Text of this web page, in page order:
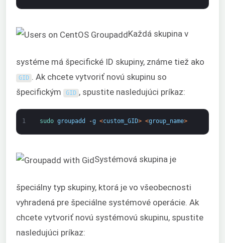
Každá skupina v
systéme má špecifické ID skupiny, známe tiež ako
GID . Ak chcete vytvoriť novú skupinu so
špecifickým
GID , spustite nasledujúci príkaz:
1 sudo groupadd -g <custom_GID> <group_name>
Systémová skupina je
špeciálny typ skupiny, ktorá je vo všeobecnosti
vyhradená pre špeciálne systémové operácie. Ak
chcete vytvoriť novú systémovú skupinu, spustite
nasledujúci príkaz: